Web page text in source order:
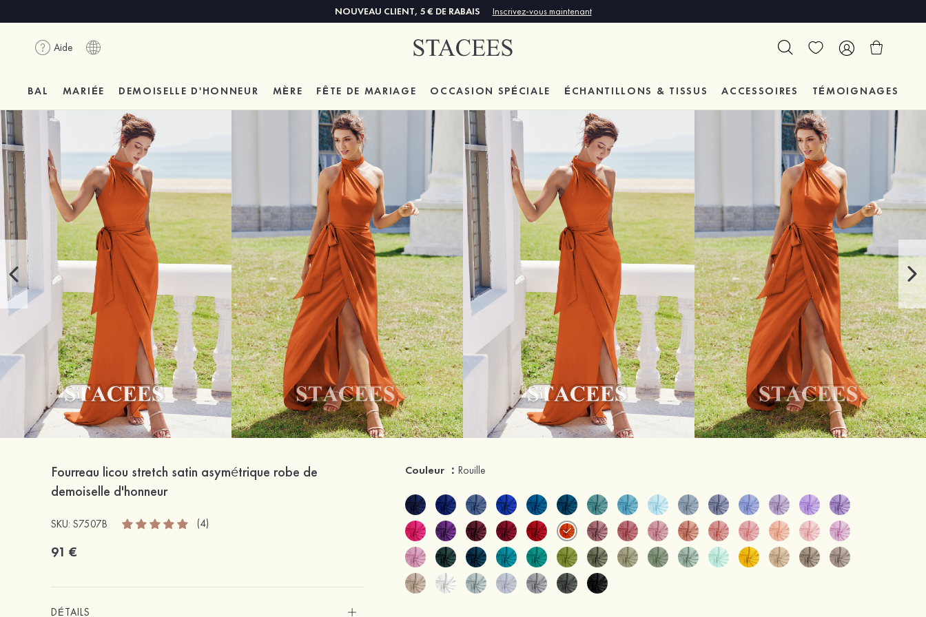
NOUVEAU CLIENT, 5 € DE RABAIS Inscrivez-vous maintenant
Aide
BAL MARIÉE DEMOISELLE D'HONNEUR MÈRE FÊTE DE MARIAGE OCCASION SPÉCIALE ÉCHANTILLONS & TISSUS ACCESSOIRES TÉMOIGNAGES
Fourreau licou stretch satin asymétrique robe de
demoiselle d'honneur
SKU: S7507B (4)
91 €
DÉTAILS
Couleur ：Rouille